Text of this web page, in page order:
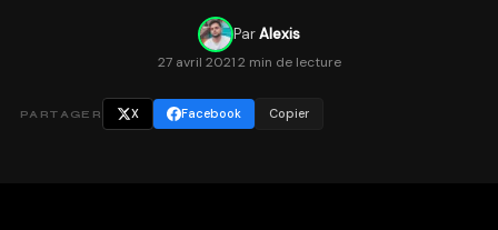
ParAlexis
27 avril 20212 min de lecture
PARTAGER X Facebook Copier